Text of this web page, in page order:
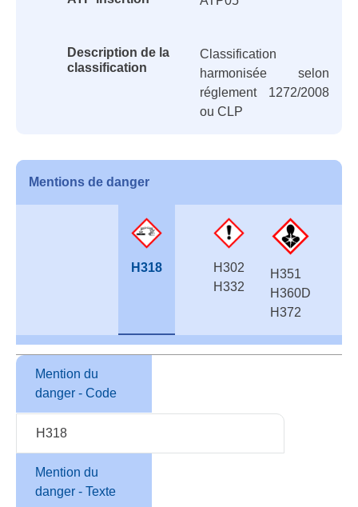
Description de la
classification
Classification
harmonisée selon
réglement 1272/2008
ou CLP
Mentions de danger
H318
H302
H332
H351
H360D
H372
Mention du
danger - Code
H318
Mention du
danger - Texte